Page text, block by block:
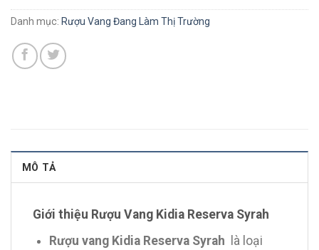
Danh mục: Rượu Vang Đang Làm Thị Trường
MÔ TẢ
Giới thiệu Rượu Vang Kidia Reserva Syrah
Rượu vang Kidia Reserva Syrah
là loại